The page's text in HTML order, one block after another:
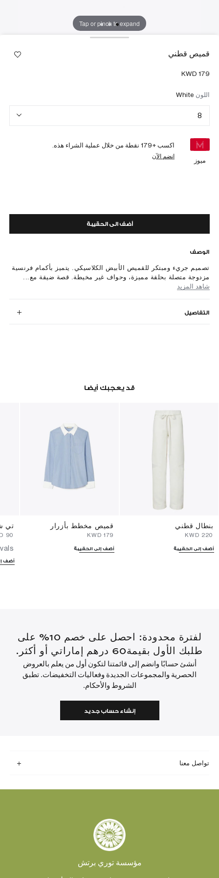
Tap or pinch to expand
قميص قطني
اللون White
8
ميوز
اكسب +179 نقطة من خلال عملية الشراء هذه.
انضم الآن
أضف الى الحقيبة
الوصف
تصميم جريء ومبتكر للقميص الأبيض الكلاسيكي. يتميز بأكمام فرنسية
مزدوجة متصلة بحلقة مميزة، وحواف غير مخيطة. قصة ضيقة مع...
شاهد المزيد
التفاصيل
قد يعجبك أيضا
بنطال قطني
أضف إلى الحقيبة
قميص مخطط بأزرار
أضف إلى الحقيبة
تي
أضف
لفترة محدودة: احصل على خصم 10% على
طلبك الأول بقيمة60 درهم إماراتي أو أكثر.
أنشئ حسابًا وانضم إلى قائمتنا لتكون أول من يعلم بالعروض
الحصرية والمجموعات الجديدة وفعاليات التخفيضات. تطبق
الشروط والأحكام.
إنشاء حساب جديد
تواصل معنا
مؤسسة توري برتش